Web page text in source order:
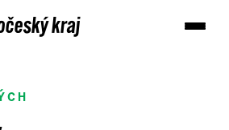
kraj